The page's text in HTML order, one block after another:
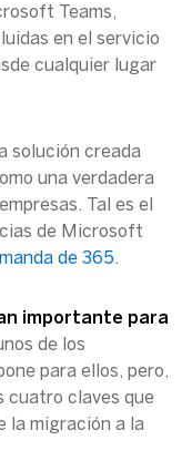
Teams,
en el servicio
cualquier lugar
solución creada
una verdadera
Tal es el
de Microsoft
de 365.
importante para
de los
para ellos, pero,
cuatro claves que
la migración a la